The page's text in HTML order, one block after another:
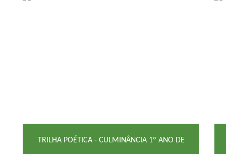
TRILHA POÉTICA - CULMINÂNCIA 1º ANO DE